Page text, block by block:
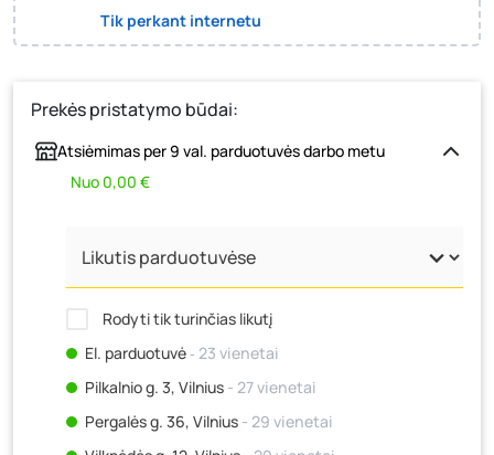
Tik perkant internetu
Prekės pristatymo būdai:
Atsiėmimas per 9 val. parduotuvės darbo metu
Nuo 0,00 €
Rodyti tik turinčias likutį
El. parduotuvė‐ 23 vienetai
Pilkalnio g. 3, Vilnius - 27 vienetai
Pergalės g. 36, Vilnius - 29 vienetai